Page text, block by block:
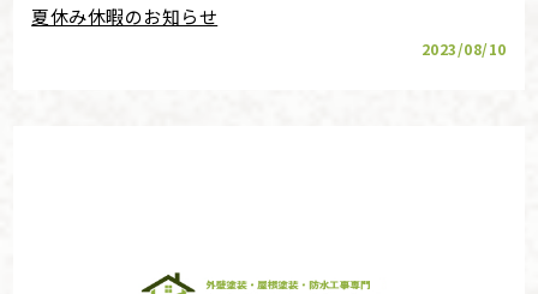
夏休み休暇のお知らせ
2023/08/10